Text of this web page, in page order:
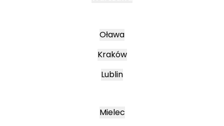
Oława
Kraków
Lublin
Mielec